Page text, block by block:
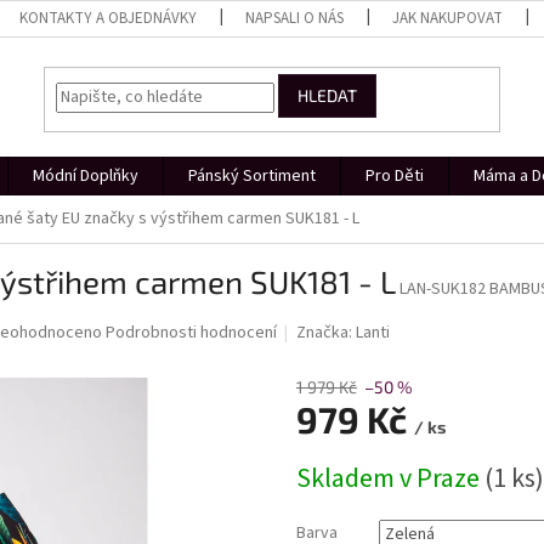
KONTAKTY A OBJEDNÁVKY NAPSALI O NÁS JAK NAKUPOVAT
HLEDAT
Módní Doplňky Pánský Sortiment Pro Děti Máma a
šaty EU značky s výstřihem carmen SUK181 - L
carmen SUK181 - LLAN-SUK182
Podrobnosti hodnocení Značka:Lanti
1 979 Kč –50 %
979 Kč / ks
cena:
Skladem v Praze (1 ks)
Barva